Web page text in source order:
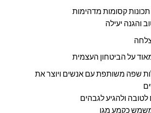
קסומות מדהימות
והגנה יעילה
על הביטחון העצמית
שפה משותפת עם אנשים ויוצר את
לטובה ולהגיע לגבהים
כקמע מגן